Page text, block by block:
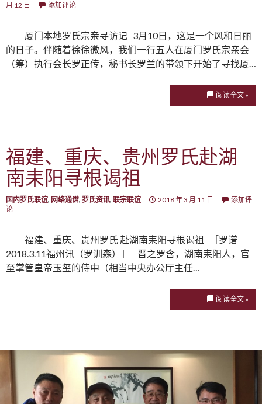
月 12 日
添加评论
厦门本地罗氏宗亲寻访记 3月10日，这是一个风和日丽
的日子。伴随着徐徐微风，我们一行五人在厦门罗氏宗亲会
（筹）执行会长罗正传，秘书长罗兰的带领下开始了寻找厦…
阅读全文 »
福建、重庆、贵州罗氏赴湖
南耒阳寻根谒祖
国内罗氏联谊, 网络通谱, 罗氏资讯, 联宗联谊 2018 年 3 月 11 日
添加评
论
福建、重庆、贵州罗氏 赴湖南耒阳寻根谒祖 ［罗谱
2018.3.11福州讯（罗训森）］ 晋之罗含，湖南耒阳人，官
至掌管皇帝玉玺的侍中（相当中央办公厅主任…
阅读全文 »